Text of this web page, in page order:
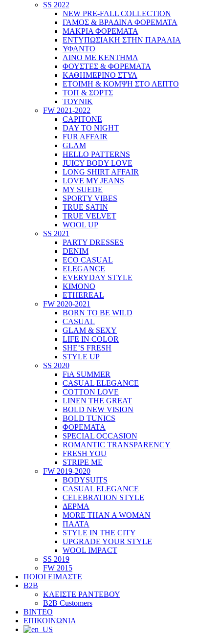
SS 2022
NEW PRE-FALL COLLECTION
ΓΑΜΟΣ & ΒΡΑΔΙΝΑ ΦΟΡΕΜΑΤΑ
ΜΑΚΡΙΑ ΦΟΡΕΜΑΤΑ
ΕΝΤΥΠΩΣΙΑΚΗ ΣΤΗΝ ΠΑΡΑΛΙΑ
ΥΦΑΝΤΟ
ΛΙΝΟ ΜΕ ΚΕΝΤΗΜΑ
ΦΟΥΣΤΕΣ & ΦΟΡΕΜΑΤΑ
ΚΑΘΗΜΕΡΙΝΟ ΣΤΥΛ
ΕΤΟΙΜΗ & ΚΟΜΨΗ ΣΤΟ ΛΕΠΤΟ
ΤΟΠ & ΣΟΡΤΣ
ΤΟΥΝΙΚ
FW 2021-2022
CAPITONE
DAY TO NIGHT
FUR AFFAIR
GLAM
HELLO PATTERNS
JUICY BODY LOVE
LONG SHIRT AFFAIR
LOVE MY JEANS
MY SUEDE
SPORTY VIBES
TRUE SATIN
TRUE VELVET
WOOL UP
SS 2021
PARTY DRESSES
DENIM
ECO CASUAL
ELEGANCE
EVERYDAY STYLE
KIMONO
ETHEREAL
FW 2020-2021
BORN TO BE WILD
CASUAL
GLAM & SEXY
LIFE IN COLOR
SHE’S FRESH
STYLE UP
SS 2020
FiA SUMMER
CASUAL ELEGANCE
COTTON LOVE
LINEN THE GREAT
BOLD NEW VISION
BOLD TUNICS
ΦΟΡΕΜΑΤΑ
SPECIAL OCCASION
ROMANTIC TRANSPARENCY
FRESH YOU
STRIPE ME
FW 2019-2020
BODYSUITS
CASUAL ELEGANCE
CELEBRATION STYLE
ΔΕΡΜΑ
MORE THAN A WOMAN
ΠΑΛΤΑ
STYLE IN THE CITY
UPGRADE YOUR STYLE
WOOL IMPACT
SS 2019
FW 2015
ΠΟΙΟΙ ΕΙΜΑΣΤΕ
B2B
ΚΛΕΙΣΤΕ ΡΑΝΤΕΒΟΥ
B2B Customers
ΒΙΝΤΕΟ
ΕΠΙΚΟΙΝΩΝΙΑ